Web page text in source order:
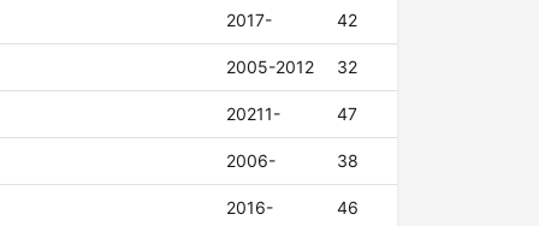
2017- 42
2005-2012 32
20211- 47
2006- 38
2016- 46